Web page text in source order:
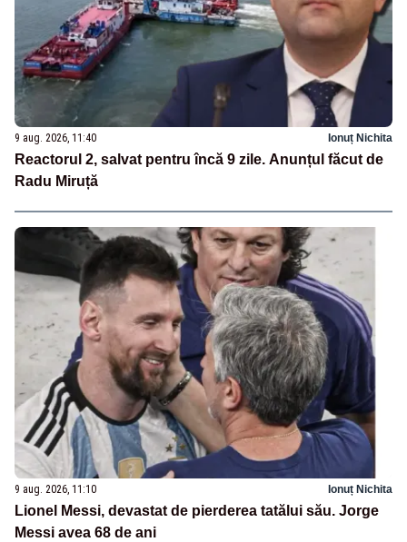
9 aug. 2026, 11:40 Ionuț Nichita
Reactorul 2, salvat pentru încă 9 zile. Anunțul făcut de
Radu Miruță
9 aug. 2026, 11:10 Ionuț Nichita
Lionel Messi, devastat de pierderea tatălui său. Jorge
Messi avea 68 de ani